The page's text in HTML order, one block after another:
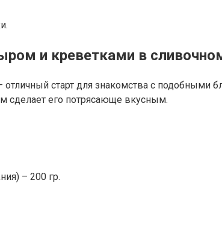
и креветками в
старт для знакомства с подобными
сделает его потрясающе вкусным.
– 200 гр.